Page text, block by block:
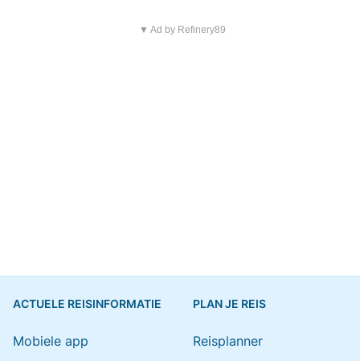
▼ Ad by Refinery89
ACTUELE REISINFORMATIE
Mobiele app
PLAN JE REIS
Reisplanner